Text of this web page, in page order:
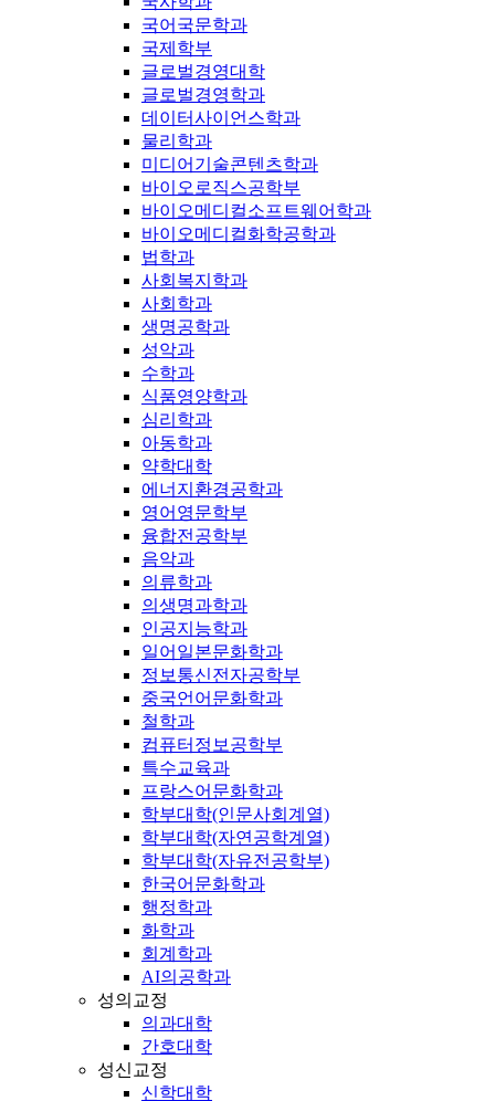
국어국문학과
국제학부
글로벌경영대학
글로벌경영학과
데이터사이언스학과
물리학과
미디어기술콘텐츠학과
바이오로직스공학부
바이오메디컬소프트웨어학과
바이오메디컬화학공학과
법학과
사회복지학과
사회학과
생명공학과
성악과
수학과
식품영양학과
심리학과
아동학과
약학대학
에너지환경공학과
영어영문학부
융합전공학부
음악과
의류학과
의생명과학과
인공지능학과
일어일본문화학과
정보통신전자공학부
중국언어문화학과
철학과
컴퓨터정보공학부
특수교육과
프랑스어문화학과
학부대학(인문사회계열)
학부대학(자연공학계열)
학부대학(자유전공학부)
한국어문화학과
행정학과
화학과
회계학과
AI의공학과
성의교정
의과대학
간호대학
성신교정
신학대학